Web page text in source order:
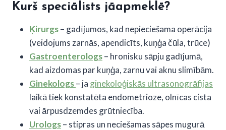
Kurš speciālists jāapmeklē?
Ķirurgs– gadījumos, kad nepieciešama operācija
(veidojums zarnās, apendicīts, kuņģa čūla, trūce)
Gastroenterologs– hronisku sāpju gadījumā,
kad aizdomas par kuņģa, zarnu vai aknu slimībām.
Ginekologs– ja ginekoloģiskās ultrasonogrāfijas
laikā tiek konstatēta endometrioze, olnīcas cista
vai ārpusdzemdes grūtniecība.
Urologs– stipras un neciešamas sāpes mugurā